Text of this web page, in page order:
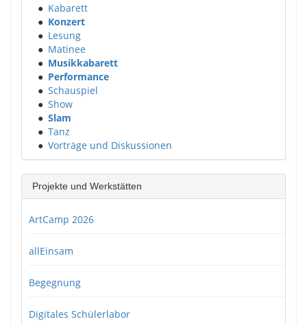
● Kabarett
● Konzert
● Lesung
● Matinee
● Musikkabarett
● Performance
● Schauspiel
● Show
● Slam
● Tanz
● Vorträge und Diskussionen
Projekte und Werkstätten
ArtCamp 2026
allEinsam
Begegnung
Digitales Schülerlabor